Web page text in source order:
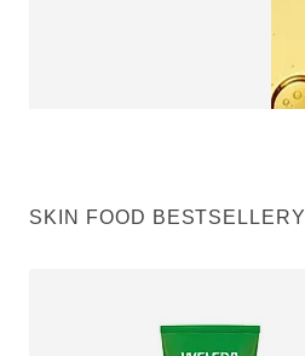
SKIN FOOD BESTSELLERY